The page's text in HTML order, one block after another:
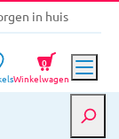
in huis
in huis
Winkelwagen
0